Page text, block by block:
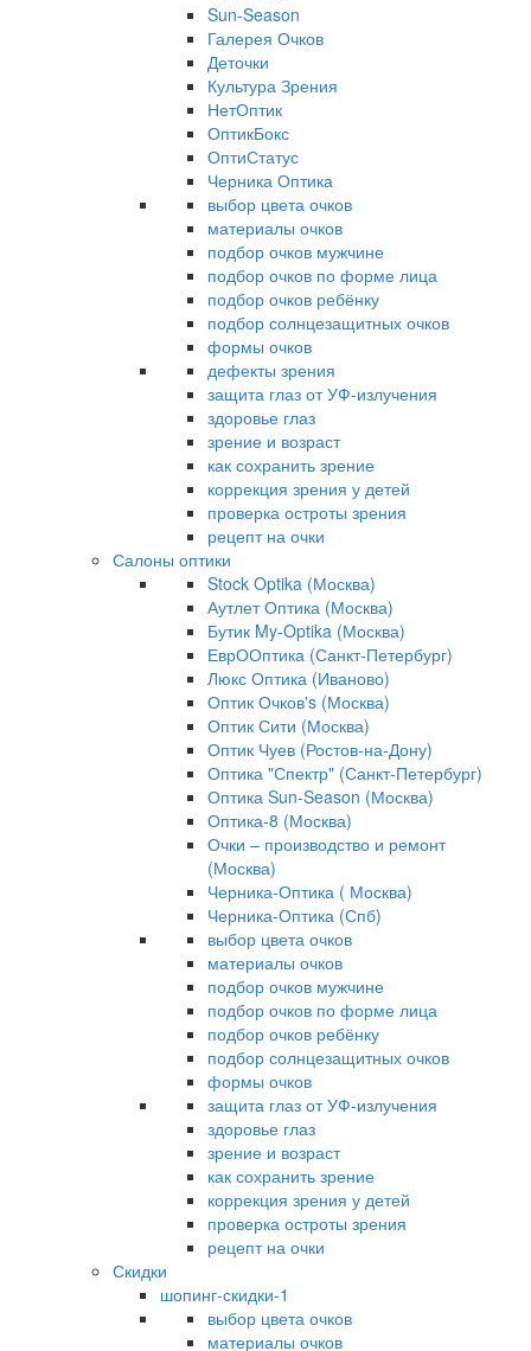
Sun-Season
Галерея Очков
Деточки
Культура Зрения
НетОптик
ОптикБокс
ОптиСтатус
Черника Оптика
выбор цвета очков
материалы очков
подбор очков мужчине
подбор очков по форме лица
подбор очков ребёнку
подбор солнцезащитных очков
формы очков
дефекты зрения
защита глаз от УФ-излучения
здоровье глаз
зрение и возраст
как сохранить зрение
коррекция зрения у детей
проверка остроты зрения
рецепт на очки
Салоны оптики
Stock Optika (Москва)
Аутлет Оптика (Москва)
Бутик My-Optika (Москва)
ЕврООптика (Санкт-Петербург)
Люкс Оптика (Иваново)
Оптик Очков's (Москва)
Оптик Сити (Москва)
Оптик Чуев (Ростов-на-Дону)
Оптика "Спектр" (Санкт-Петербург)
Оптика Sun-Season (Москва)
Оптика-8 (Москва)
Очки – производство и ремонт
(Москва)
Черника-Оптика ( Москва)
Черника-Оптика (Спб)
выбор цвета очков
материалы очков
подбор очков мужчине
подбор очков по форме лица
подбор очков ребёнку
подбор солнцезащитных очков
формы очков
защита глаз от УФ-излучения
здоровье глаз
зрение и возраст
как сохранить зрение
коррекция зрения у детей
проверка остроты зрения
рецепт на очки
Скидки
шопинг-скидки-1
выбор цвета очков
материалы очков